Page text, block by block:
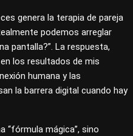
genera la terapia de pareja
podemos arreglar
pantalla?”. La respuesta,
los resultados de mis
humana y las
la barrera digital cuando hay
“fórmula mágica”, sino